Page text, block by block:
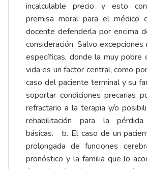
incalculable precio y esto
premisa moral para el médico
docente defenderla por encima
consideración. Salvo
específicas, donde la muy pobre
vida es un factor central, como
caso del paciente terminal y su
soportar condiciones precarias
refractario a la terapia y/o
rehabilitación para la
básicas. b. El caso de un
prolongada de funciones
pronóstico y la familia que lo